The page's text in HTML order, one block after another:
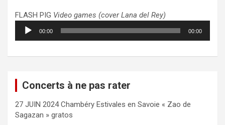
FLASH PIG Video games (cover Lana del Rey)
Lecteur
audio
00:00 00:00
Concerts à ne pas rater
27 JUIN 2024 Chambéry Estivales en Savoie « Zao de
Sagazan » gratos